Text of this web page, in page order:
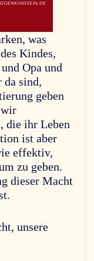
was
Kindes,
Opa und
da sind,
geben
wir
die ihr Leben
ist aber
effektiv,
zu geben.
dieser Macht
unsere